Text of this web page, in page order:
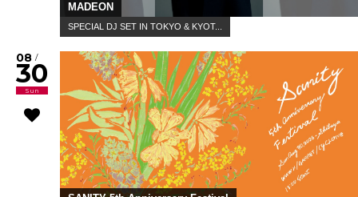
MADEON
SPECIAL DJ SET IN TOKYO & KYOT...
08 /
30
Sun